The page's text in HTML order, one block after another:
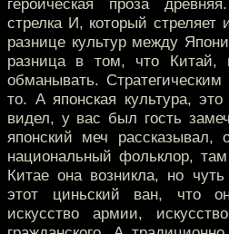
героическая проза
стрелка И, который стреляет
разнице культур между
разница в том, что Китай,
обманывать.
то. А японская культура,
видел, у вас был гость
японский меч рассказывал,
национальный фольклор,
Китае она возникла, но
этот циньский ван, что
искусство армии,